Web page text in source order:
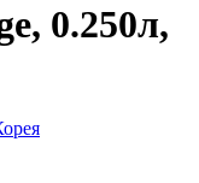
0.250л,